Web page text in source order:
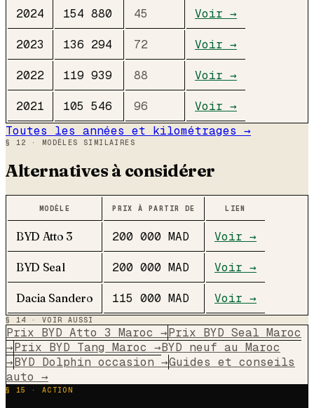
2024 154 880 45 Voir →
2023 136 294 72 Voir →
2022 119 939 88 Voir →
2021 105 546 96
Voir →
Toutes les années et kilométrages →
§ 12 · MODÈLES SIMILAIRES
Alternatives à considérer
MODÈLE PRIX À PARTIR DE LIEN
BYD Atto 3 200 000 MAD Voir →
BYD Seal 200 000 MAD Voir →
Dacia Sandero 115 000 MAD Voir →
§ 14 · VOIR AUSSI
Prix BYD Atto 3 Maroc →Prix BYD Seal Maroc
→Prix BYD Tang Maroc →BYD neuf au Maroc
→BYD Dolphin occasion →Guides et conseils
auto →
§ 15 · ACTION